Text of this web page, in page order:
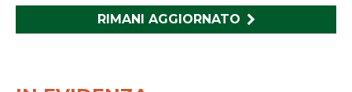
RIMANI AGGIORNATO